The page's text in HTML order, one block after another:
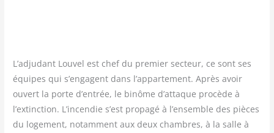
L’adjudant Lou­vel est chef du pre­mier sec­teur, ce sont ses
équipes qui s’engagent dans l’appartement. Après avoir
ouvert la porte d’entrée, le binôme d’attaque pro­cède à
l’extinction. L’incendie s’est pro­pa­gé à l’ensemble des pièces
du loge­ment, notam­ment aux deux chambres, à la salle à